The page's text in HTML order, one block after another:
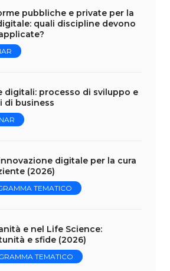
pubbliche e private per la
quali discipline devono
digitali: processo di sviluppo e
di business
digitale per la cura
(2026)
TEMATICO
e nel Life Science:
e sfide (2026)
TEMATICO